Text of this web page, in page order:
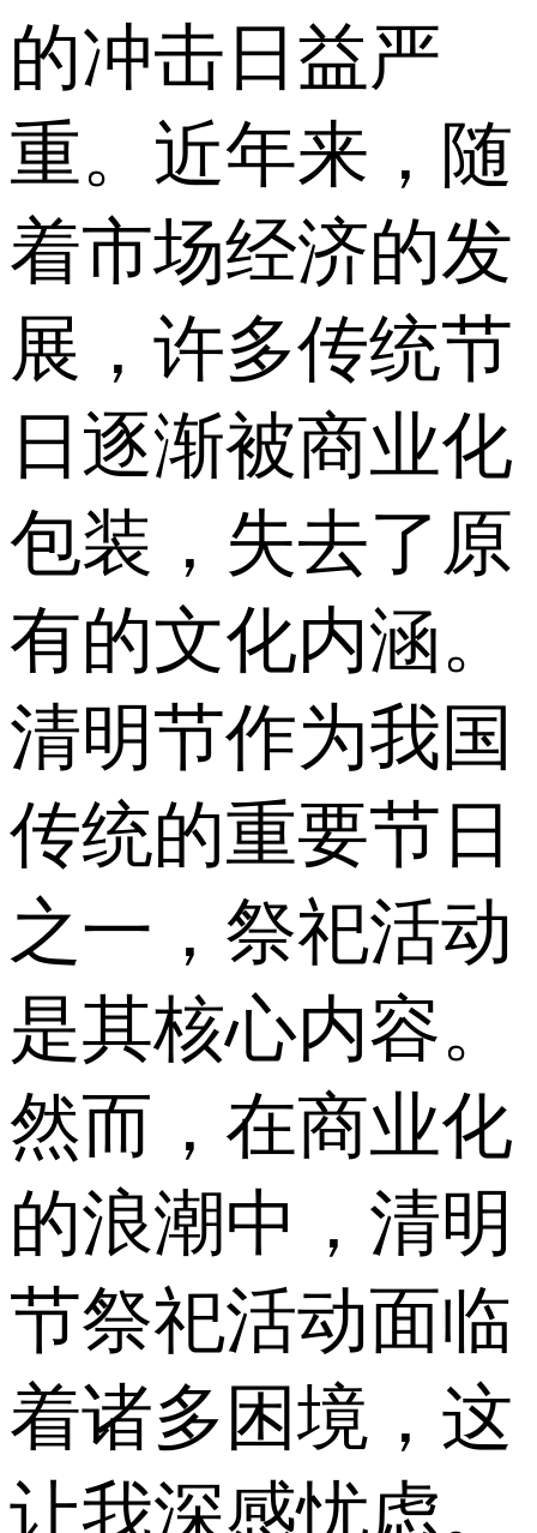
的冲击日益严
重。近年来，随
着市场经济的发
展，许多传统节
日逐渐被商业化
包装，失去了原
有的文化内涵。
清明节作为我国
传统的重要节日
之一，祭祀活动
是其核心内容。
然而，在商业化
的浪潮中，清明
节祭祀活动面临
着诸多困境，这
让我深感忧虑。